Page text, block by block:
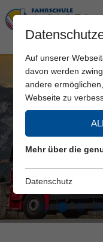
Auf unserer
davon werden
andere
Webseite zu
Mehr über die
Datenschutz